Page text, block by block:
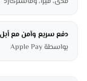
دفع سريع وآمن مع
بواسطة Apple Pay